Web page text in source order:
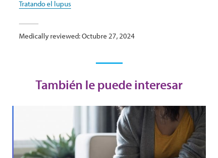
Tratando el lupus
Medically reviewed: Octubre 27, 2024
También le puede interesar